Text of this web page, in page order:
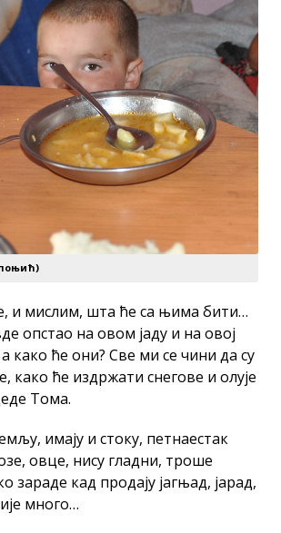
и мислим, шта ће са њима бити…
опстао на овом јаду и на овој
како ће они? Све ми се чини да су
како ће издржати снегове и олује
Тома.
имају и стоку, петнаестак
овце, нису гладни, троше
зараде кад продају јагњад, јарад,
много…